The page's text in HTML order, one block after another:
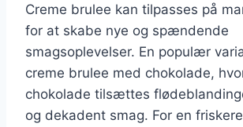
Creme brulee kan tilpasses på
for at skabe nye og spændende
smagsoplevelser. En populær
creme brulee med chokolade,
chokolade tilsættes
og dekadent smag. For en